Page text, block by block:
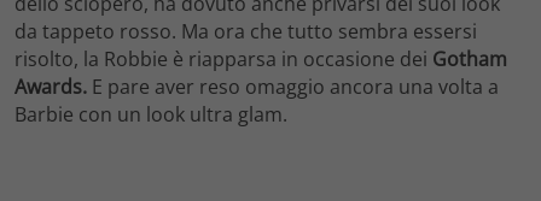
da tappeto rosso. Ma ora che tutto sembra essersi
risolto, la Robbie è riapparsa in occasione dei Gotham
Awards. E pare aver reso omaggio ancora una volta a
Barbie con un look ultra glam.